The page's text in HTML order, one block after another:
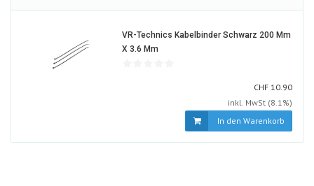
VR-Technics Kabelbinder Schwarz 200 Mm
X 3.6 Mm
CHF CHF
10.90
inkl. MwSt (8.1%)
In den Warenkorb